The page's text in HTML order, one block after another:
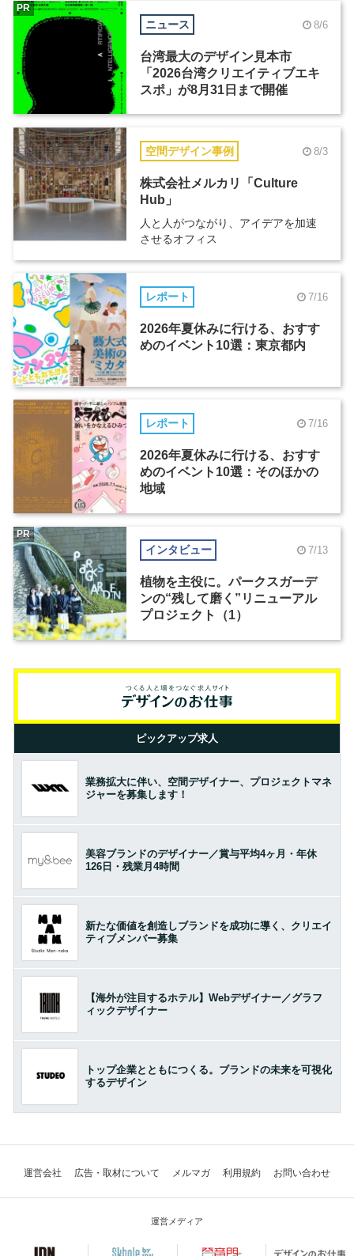
ニュース 8/6
台湾最大のデザイン見本市
「2026台湾クリエイティブエキ
スポ」が8月31日まで開催
PR
空間デザイン事例 8/3
株式会社メルカリ「Culture
Hub」
人と人がつながり、アイデアを加速
させるオフィス
レポート 7/16
2026年夏休みに行ける、おすす
めのイベント10選：東京都内
レポート 7/16
2026年夏休みに行ける、おすす
めのイベント10選：そのほかの
地域
インタビュー 7/13
植物を主役に。パークスガーデ
ンの“残して磨く”リニューアル
プロジェクト（1）
PR
ピックアップ求人
業務拡大に伴い、空間デザイナー、プロジェクトマネ
ジャーを募集します！
美容ブランドのデザイナー／賞与平均4ヶ月・年休
126日・残業月4時間
新たな価値を創造しブランドを成功に導く、クリエイ
ティブメンバー募集
【海外が注目するホテル】Webデザイナー／グラフ
ィックデザイナー
トップ企業とともにつくる。ブランドの未来を可視化
するデザイン
運営会社 広告・取材について メルマガ 利用規約 お問い合わせ
運営メディア